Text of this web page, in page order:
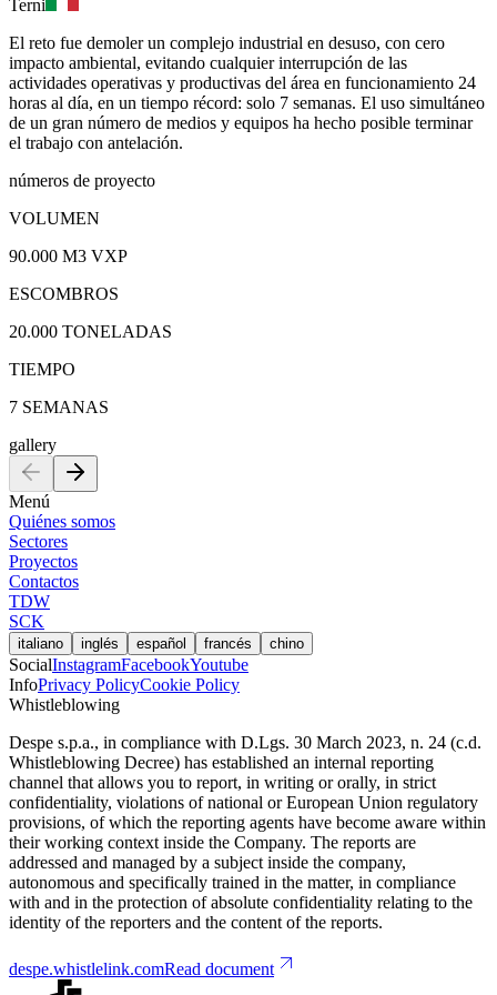
Terni
El reto fue demoler un complejo industrial en desuso, con cero
impacto ambiental, evitando cualquier interrupción de las
actividades operativas y productivas del área en funcionamiento 24
horas al día, en un tiempo récord: solo 7 semanas. El uso simultáneo
de un gran número de medios y equipos ha hecho posible terminar
el trabajo con antelación.
números de proyecto
VOLUMEN
90.000 M3 VXP
ESCOMBROS
20.000 TONELADAS
TIEMPO
7 SEMANAS
gallery
Menú
Quiénes somos
Sectores
Proyectos
Contactos
TDW
SCK
italiano inglés español francés chino
SocialInstagramFacebookYoutube
InfoPrivacy PolicyCookie Policy
Whistleblowing
Despe s.p.a., in compliance with D.Lgs. 30 March 2023, n. 24 (c.d.
Whistleblowing Decree) has established an internal reporting
channel that allows you to report, in writing or orally, in strict
confidentiality, violations of national or European Union regulatory
provisions, of which the reporting agents have become aware within
their working context inside the Company. The reports are
addressed and managed by a subject inside the company,
autonomous and specifically trained in the matter, in compliance
with and in the protection of absolute confidentiality relating to the
identity of the reporters and the content of the reports.
despe.whistlelink.comRead document